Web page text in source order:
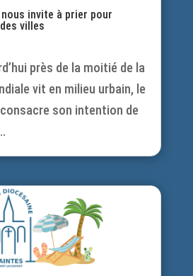
nous invite à prier pour
villes
près de la moitié de la
vit en milieu urbain, le
consacre son intention de